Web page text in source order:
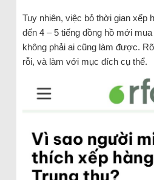
Tuy nhiên, việc bỏ thời gian xếp
đến 4 – 5 tiếng đồng hồ mới
không phải ai cũng làm được.
rỗi, và làm với mục đích cụ thể.